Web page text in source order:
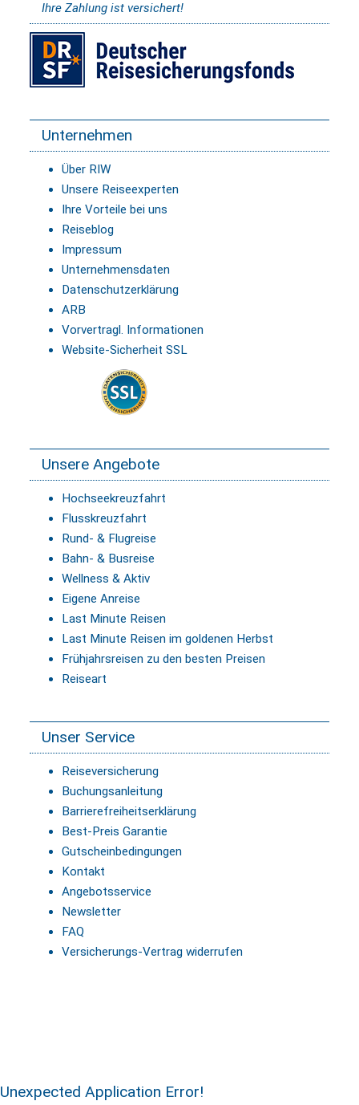
Ihre Zahlung ist versichert!
Unternehmen
Über RIW
Unsere Reiseexperten
Ihre Vorteile bei uns
Reiseblog
Impressum
Unternehmensdaten
Datenschutzerklärung
ARB
Vorvertragl. Informationen
Website-Sicherheit SSL
Unsere Angebote
Hochseekreuzfahrt
Flusskreuzfahrt
Rund- & Flugreise
Bahn- & Busreise
Wellness & Aktiv
Eigene Anreise
Last Minute Reisen
Last Minute Reisen im goldenen Herbst
Frühjahrsreisen zu den besten Preisen
Reiseart
Unser Service
Reiseversicherung
Buchungsanleitung
Barrierefreiheitserklärung
Best-Preis Garantie
Gutscheinbedingungen
Kontakt
Angebotsservice
Newsletter
FAQ
Versicherungs-Vertrag widerrufen
Unexpected Application Error!